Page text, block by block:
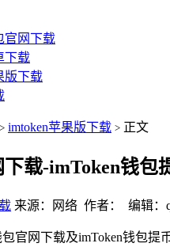
官网下载
下载
版下载
> imtoken苹果版下载 > 正文
载-imToken钱包
来源：网络 作者： 编辑：
官网下载及imToken钱包